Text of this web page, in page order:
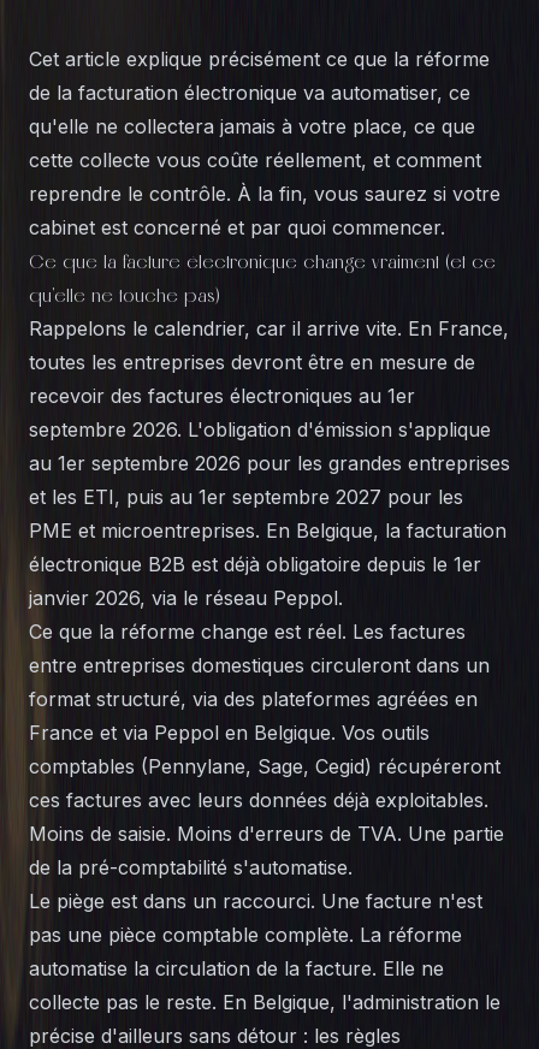
Cet article explique précisément ce que la réforme
de la facturation électronique va automatiser, ce
qu'elle ne collectera jamais à votre place, ce que
cette collecte vous coûte réellement, et comment
reprendre le contrôle. À la fin, vous saurez si votre
cabinet est concerné et par quoi commencer.
Ce que la facture électronique change vraiment (et ce
qu'elle ne touche pas)
Rappelons le calendrier, car il arrive vite. En France,
toutes les entreprises devront être en mesure de
recevoir des factures électroniques au 1er
septembre 2026. L'obligation d'émission s'applique
au 1er septembre 2026 pour les grandes entreprises
et les ETI, puis au 1er septembre 2027 pour les
PME et microentreprises. En Belgique, la facturation
électronique B2B est déjà obligatoire depuis le 1er
janvier 2026, via le réseau Peppol.
Ce que la réforme change est réel. Les factures
entre entreprises domestiques circuleront dans un
format structuré, via des plateformes agréées en
France et via Peppol en Belgique. Vos outils
comptables (Pennylane, Sage, Cegid) récupéreront
ces factures avec leurs données déjà exploitables.
Moins de saisie. Moins d'erreurs de TVA. Une partie
de la pré-comptabilité s'automatise.
Le piège est dans un raccourci. Une facture n'est
pas une pièce comptable complète. La réforme
automatise la circulation de la facture. Elle ne
collecte pas le reste. En Belgique, l'administration le
précise d'ailleurs sans détour : les règles